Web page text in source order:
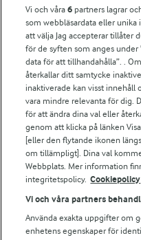
För ägare
Arlas kundportal
Arla.com
Falbygdens Ost
Arla webbshop
Bildbank
Följ oss
Vi och våra6 partners lagrar
som webbläsardata eller
att välja Jag accepterar tillåter
för de syften som anges under
data för att tillhandahålla”. .
återkallar ditt samtycke
inaktiverade kan visst innehåll
vara mindre relevanta för dig.
för att ändra dina val eller
genom att klicka på länken
[eller den flytande ikonen
om tillämpligt]. Dina val
Webbplats. Mer information
integritetspolicy. Cookiepolicy
Vi och våra partners
Använda exakta uppgifter om
enhetens egenskaper för